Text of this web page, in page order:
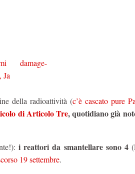
della radioattività (c’è cascato pure
di Articolo Tre, quotidiano già
i reattori da smantellare sono 4
19 settembre.